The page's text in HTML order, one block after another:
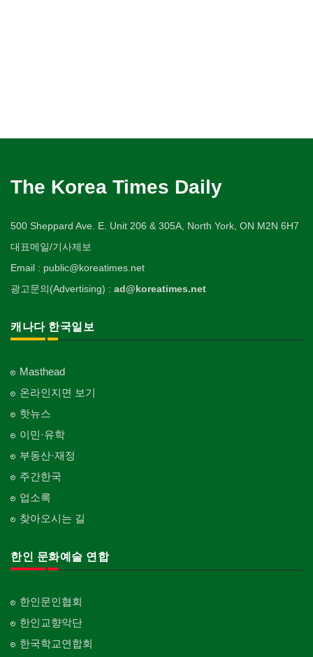
The Korea Times Daily
500 Sheppard Ave. E. Unit 206 & 305A, North York, ON M2N 6H7
대표메일/기사제보
Email : public@koreatimes.net
광고문의(Advertising) : ad@koreatimes.net
캐나다 한국일보
Masthead
온라인지면 보기
핫뉴스
이민·유학
부동산·재정
주간한국
업소록
찾아오시는 길
한인 문화예술 연합
한인문인협회
한인교향악단
한국학교연합회